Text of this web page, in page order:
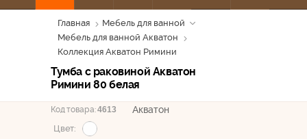
Главная
Мебель для ванной
Мебель для ванной Акватон
Коллекция Акватон Римини
Тумба с раковиной Акватон
Римини 80 белая
Код товара: 4613 Акватон
Цвет: